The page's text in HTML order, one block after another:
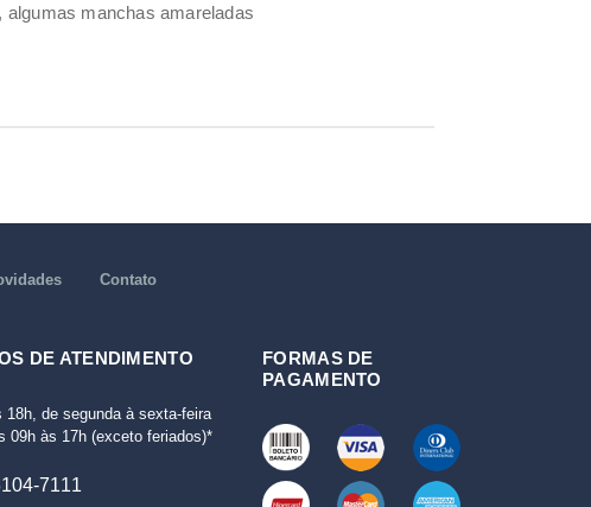
manchas amareladas
Contato
DE ATENDIMENTO
18h, de segunda à sexta-feira
09h às 17h (exceto feriados)*
7111
FORMAS DE
PAGAMENTO